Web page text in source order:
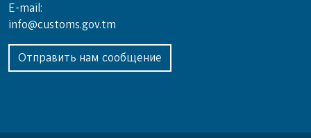
E-mail:
info@customs.gov.tm
Отправить нам сообщение